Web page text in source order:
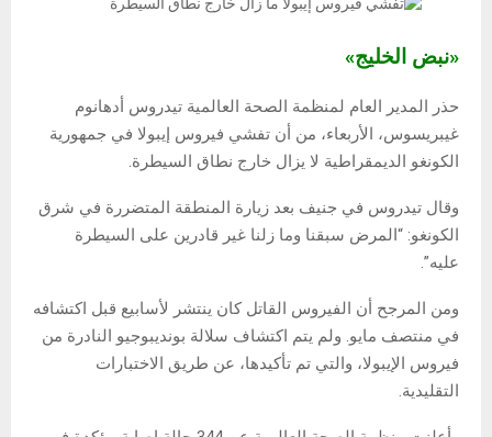
«نبض الخليج»
حذر المدير العام لمنظمة الصحة العالمية تيدروس أدهانوم
غيبريسوس، الأربعاء، من أن تفشي فيروس إيبولا في جمهورية
الكونغو الديمقراطية لا يزال خارج نطاق السيطرة.
وقال تيدروس في جنيف بعد زيارة المنطقة المتضررة في شرق
الكونغو: “المرض سبقنا وما زلنا غير قادرين على السيطرة
عليه”.
ومن المرجح أن الفيروس القاتل كان ينتشر لأسابيع قبل اكتشافه
في منتصف مايو. ولم يتم اكتشاف سلالة بونديبوجيو النادرة من
فيروس الإيبولا، والتي تم تأكيدها، عن طريق الاختبارات
التقليدية.